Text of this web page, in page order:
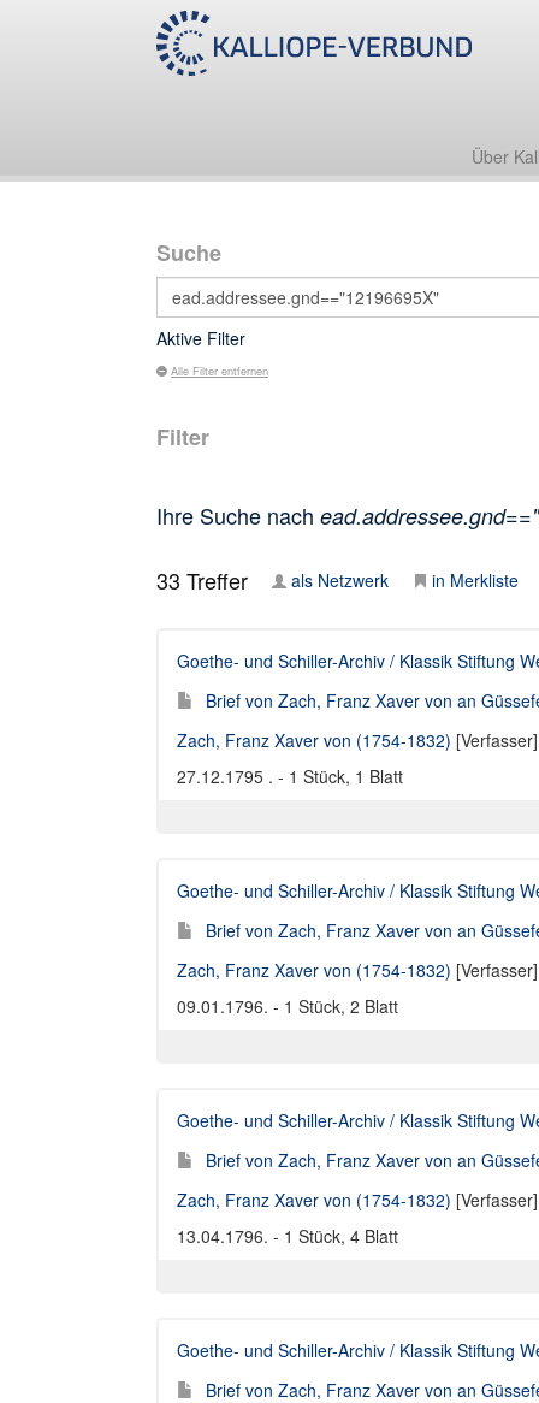
Über
Suche
Aktive Filter
Alle Filter entfernen
Filter
Ihre Suche nach
33 Treffer als Netzwerk in Merkliste
Goethe- und Schiller-Archiv / Klassik Stiftung
Brief von Zach, Franz Xaver von an
Zach, Franz Xaver von (1754-1832)
27.12.1795 . - 1 Stück, 1 Blatt
Goethe- und Schiller-Archiv / Klassik Stiftung
Brief von Zach, Franz Xaver von an
Zach, Franz Xaver von (1754-1832)
09.01.1796. - 1 Stück, 2 Blatt
Goethe- und Schiller-Archiv / Klassik Stiftung
Brief von Zach, Franz Xaver von an
Zach, Franz Xaver von (1754-1832)
13.04.1796. - 1 Stück, 4 Blatt
Goethe- und Schiller-Archiv / Klassik Stiftung
Brief von Zach, Franz Xaver von an